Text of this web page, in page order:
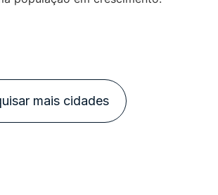
mais cidades